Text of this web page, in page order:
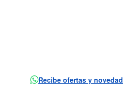
Recibe ofertas y